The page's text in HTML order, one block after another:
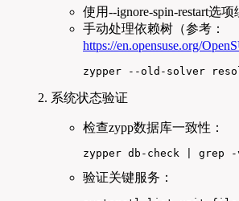
使用--ignore-spin-restart选
手动处理依赖树（参考：
https://en.opensuse.org/
zypper --old-solver
系统状态验证
检查zypp数据库一致性：
zypper db-check | grep
验证关键服务：